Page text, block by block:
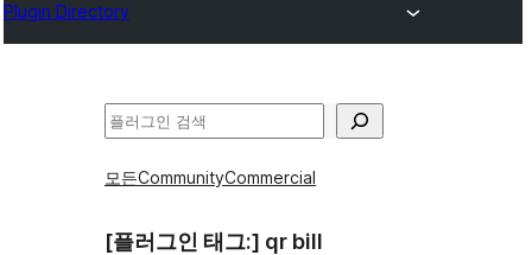
가
Plugin Directory
검
모든CommunityCommercial
[플러그인 태그:] qr bill